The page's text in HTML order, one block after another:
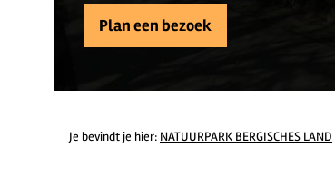
Plan een bezoek
Je bevindt je hier: NATUURPARK BERGISCHES LAND